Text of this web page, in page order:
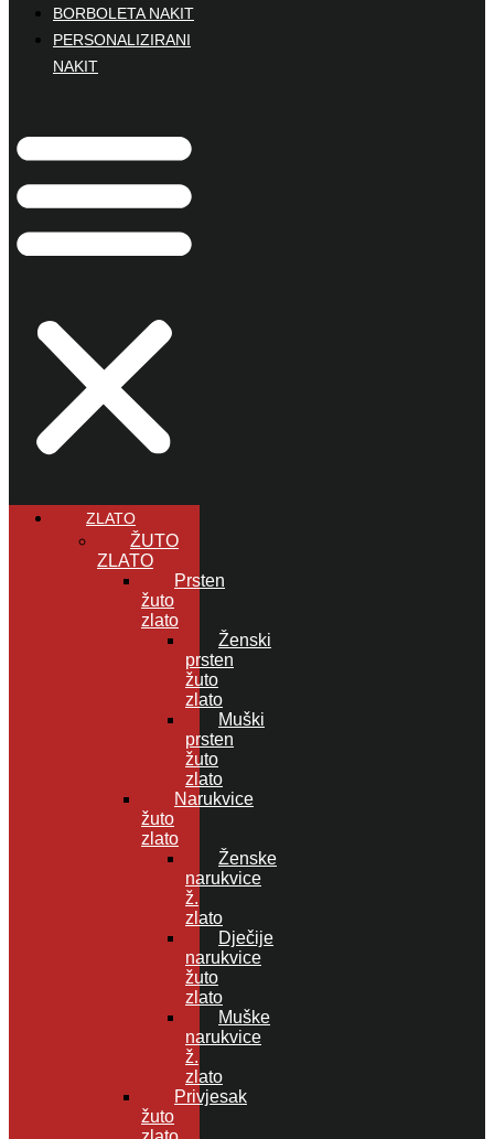
BORBOLETA NAKIT
PERSONALIZIRANI
NAKIT
ZLATO
ŽUTO
ZLATO
Prsten
žuto
zlato
Ženski
prsten
žuto
zlato
Muški
prsten
žuto
zlato
Narukvice
žuto
zlato
Ženske
narukvice
ž.
zlato
Dječije
narukvice
žuto
zlato
Muške
narukvice
ž.
zlato
Privjesak
žuto